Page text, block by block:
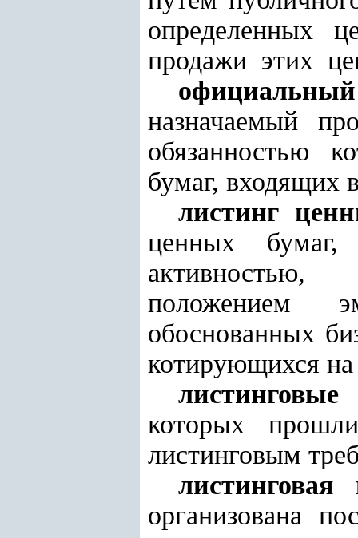
определенных
продажи этих
назначаемый
обязанностью
бумаг, входящих
листинг
ценных бумаг,
положением
обоснованных
котирующихся
которых
листинговым
листинговая